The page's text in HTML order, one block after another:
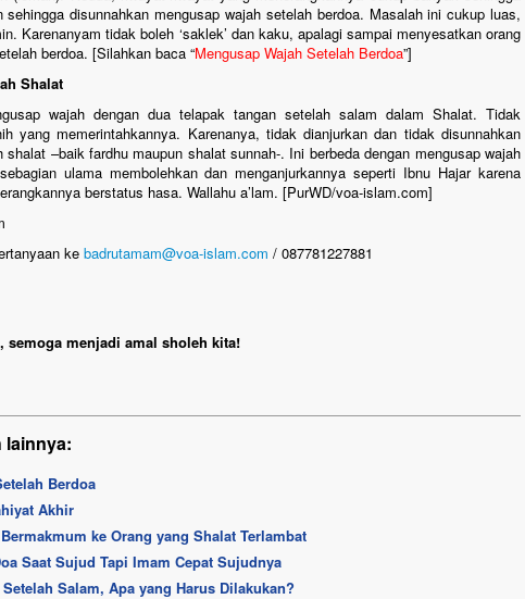
sehingga disunnahkan mengusap wajah setelah berdoa. Masalah ini cukup luas,
Karenanyam tidak boleh ‘saklek’ dan kaku, apalagi sampai menyesatkan orang
berdoa. [Silahkan baca “Mengusap Wajah Setelah Berdoa”]
Shalat
wajah dengan dua telapak tangan setelah salam dalam Shalat. Tidak
yang memerintahkannya. Karenanya, tidak dianjurkan dan tidak disunnahkan
shalat –baik fardhu maupun shalat sunnah-. Ini berbeda dengan mengusap wajah
ulama membolehkan dan menganjurkannya seperti Ibnu Hajar karena
berstatus hasa. Wallahu a’lam. [PurWD/voa-islam.com]
ke badrutamam@voa-islam.com / 087781227881
semoga menjadi amal sholeh kita!
lainnya:
Berdoa
Akhir
ke Orang yang Shalat Terlambat
Saat Sujud Tapi Imam Cepat Sujudnya
Salam, Apa yang Harus Dilakukan?